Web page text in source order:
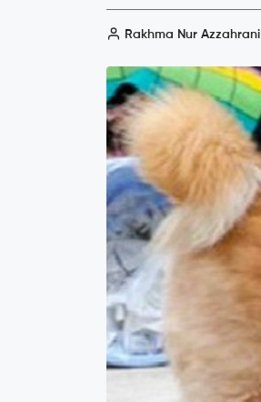
Rakhma Nur Azzahrani